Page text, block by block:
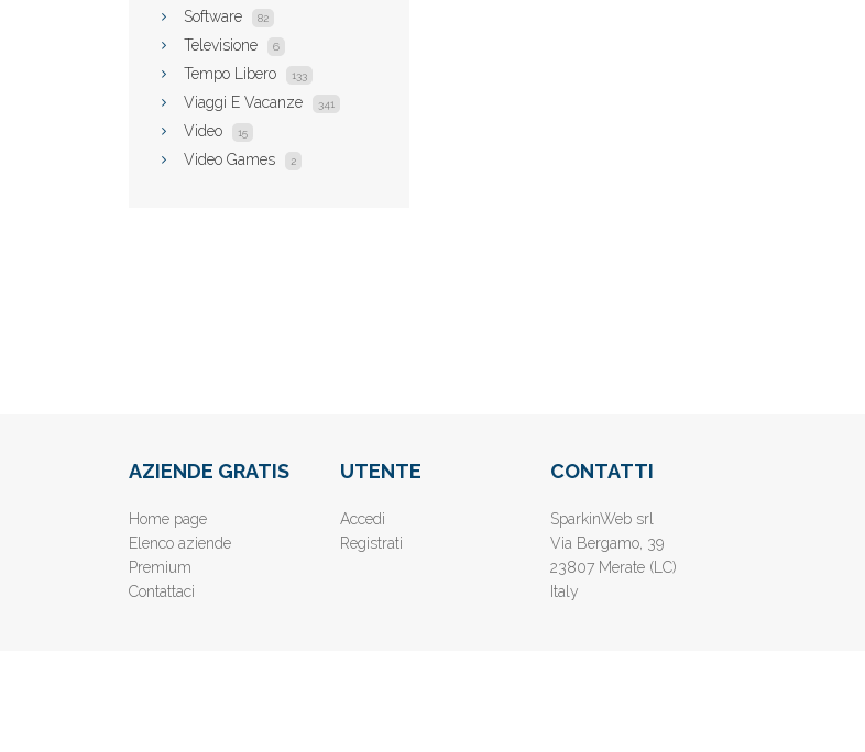
Software 82
Televisione 6
Tempo Libero 133
Viaggi E Vacanze 341
Video 15
Video Games 2
AZIENDE GRATIS
Home page
Elenco aziende
Premium
Contattaci
UTENTE
Accedi
Registrati
CONTATTI
SparkinWeb srl
Via Bergamo, 39
23807 Merate (LC)
Italy